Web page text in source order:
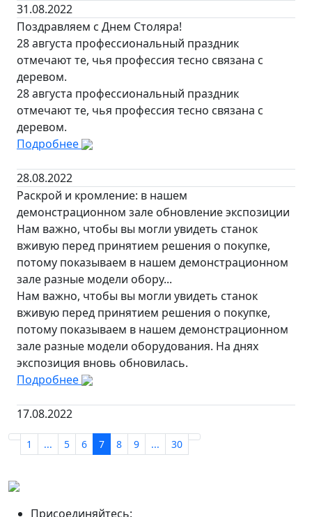
31.08.2022
Поздравляем с Днем Столяра!
28 августа профессиональный праздник
отмечают те, чья профессия тесно связана с
деревом.
28 августа профессиональный праздник
отмечают те, чья профессия тесно связана с
деревом.
Подробнее
28.08.2022
Раскрой и кромление: в нашем
демонстрационном зале обновление экспозиции
Нам важно, чтобы вы могли увидеть станок
вживую перед принятием решения о покупке,
потому показываем в нашем демонстрационном
зале разные модели обору...
Нам важно, чтобы вы могли увидеть станок
вживую перед принятием решения о покупке,
потому показываем в нашем демонстрационном
зале разные модели оборудования. На днях
экспозиция вновь обновилась.
Подробнее
17.08.2022
1 ... 5 6 7 8 9 ... 30
Присоединяйтесь: